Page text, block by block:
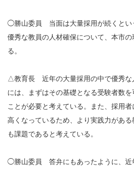
◯勝山委員 当面は大量採用が続くとい
優秀な教員の人材確保について、本市
る。
△教育長 近年の大量採用の中で優秀な
には、まずはその基礎となる受験者数を
ことが必要と考えている。また、採用
高くなっているため、より実践力がある
も課題であると考えている。
◯勝山委員 答弁にもあったように、近